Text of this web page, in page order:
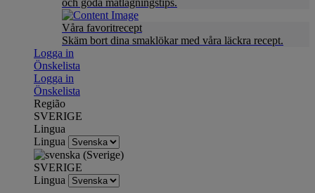
och goda matlagningstips.
Våra favoritrecept
Skäm bort dina smaklökar med våra läckra recept.
Logga in
Önskelista
Logga in
Önskelista
Região
SVERIGE
Lingua
Lingua
SVERIGE
Lingua